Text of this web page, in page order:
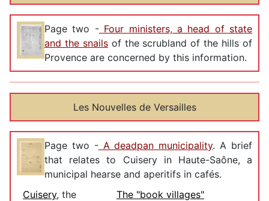
Page two -Four ministers, a head of state
and the snailsof the scrubland of the hills of
Provence are concerned by this information.
Les Nouvelles de Versailles
Page two -A deadpan municipality. A brief
that relates to Cuisery in Haute-Saône, a
municipal hearse and aperitifs in cafés.
Cuisery, the
The "book villages"